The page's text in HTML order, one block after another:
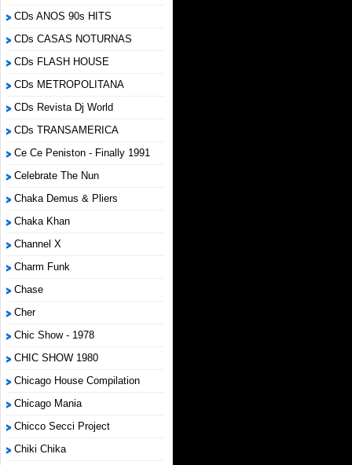
CDs ANOS 90s HITS
CDs CASAS NOTURNAS
CDs FLASH HOUSE
CDs METROPOLITANA
CDs Revista Dj World
CDs TRANSAMERICA
Ce Ce Peniston - Finally 1991
Celebrate The Nun
Chaka Demus & Pliers
Chaka Khan
Channel X
Charm Funk
Chase
Cher
Chic Show - 1978
CHIC SHOW 1980
Chicago House Compilation
Chicago Mania
Chicco Secci Project
Chiki Chika